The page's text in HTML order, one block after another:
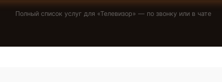
Полный список услуг для «Телевизор» — по звонку или в чате